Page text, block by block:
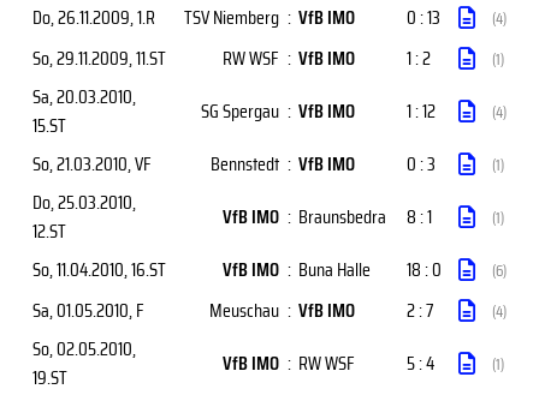
Do, 26.11.2009, 1.R TSV Niemberg : VfB IMO 0 : 13 (4)
So, 29.11.2009, 11.ST RW WSF : VfB IMO 1 : 2 (1)
Sa, 20.03.2010,
15.ST
SG Spergau : VfB IMO 1 : 12 (4)
So, 21.03.2010, VF Bennstedt : VfB IMO 0 : 3 (1)
Do, 25.03.2010,
12.ST
VfB IMO : Braunsbedra 8 : 1 (1)
So, 11.04.2010, 16.ST VfB IMO : Buna Halle 18 : 0 (6)
Sa, 01.05.2010, F Meuschau : VfB IMO 2 : 7 (4)
So, 02.05.2010,
19.ST
VfB IMO : RW WSF 5 : 4 (1)